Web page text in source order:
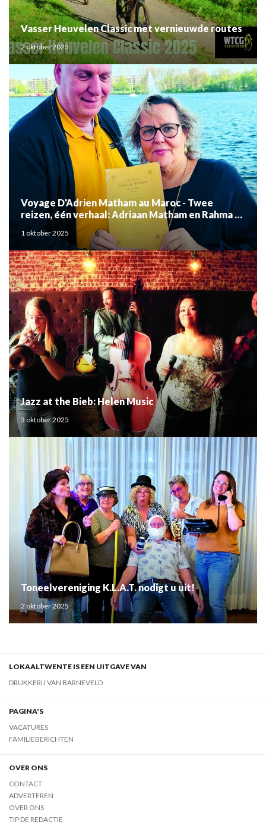
Vasser Heuvelen Classic met vernieuwde routes
2 oktober 2025
Voyage D'Adrien Matham au Maroc - Twee
reizen, één verhaal: Adriaan Matham en Rahma el
Mouden
1 oktober 2025
Jazz at the Bieb: Helen Music
3 oktober 2025
Toneelvereniging K.L.A.T. nodigt u uit!
2 oktober 2025
LOKAALTWENTE IS EEN UITGAVE VAN
DRUKKERIJ VAN BARNEVELD
PAGINA'S
VACATURES
FAMILIEBERICHTEN
OVER ONS
CONTACT
ADVERTEREN
OVER ONS
TIP DE REDACTIE